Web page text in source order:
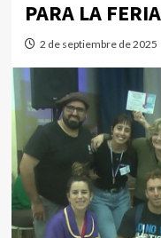
PARA LA
2 de septiembre de 2025